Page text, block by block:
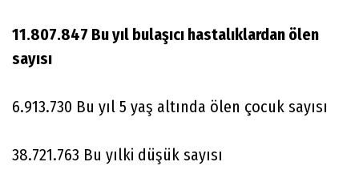
11.807.847 Bu yıl bulaşıcı hastalıklardan ölen
sayısı
6.913.730 Bu yıl 5 yaş altında ölen çocuk sayısı
38.721.763 Bu yılki düşük sayısı